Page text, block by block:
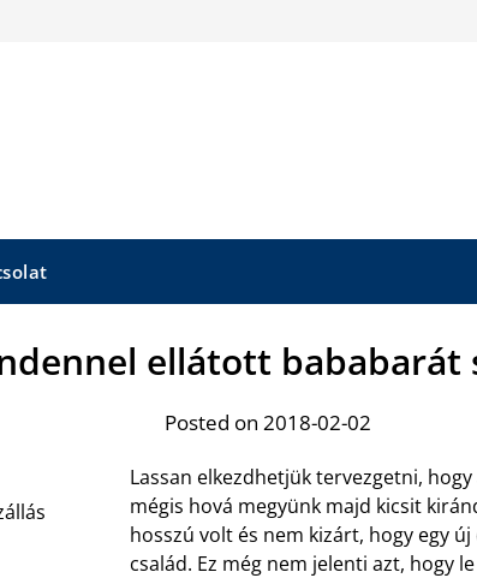
ellátott bababarát
Posted on 2018-02-02
Lassan elkezdhetjük tervezgetni,
mégis hová megyünk majd kicsit
hosszú volt és nem kizárt, hogy egy
család. Ez még nem jelenti azt, hogy